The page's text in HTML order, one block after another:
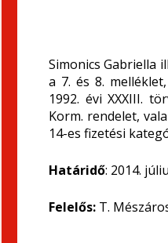
Simonics Gabriella
a 7. és 8.
1992. évi XXXIII.
Korm. rendelet,
14-es fizetési
Határidő: 2014.
Felelős: T.